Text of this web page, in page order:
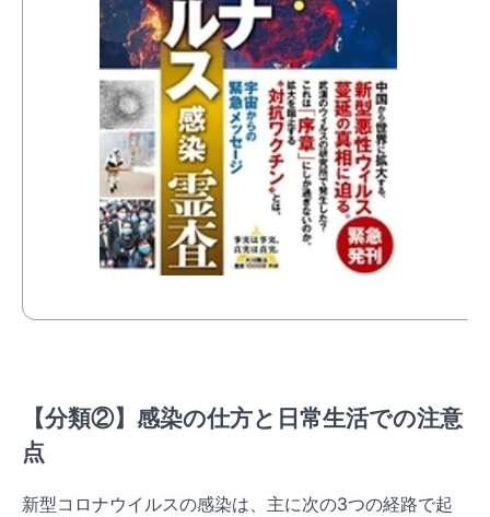
【分類②】感染の仕方と日常生活での注意
点
新型コロナウイルスの感染は、主に次の3つの経路で起